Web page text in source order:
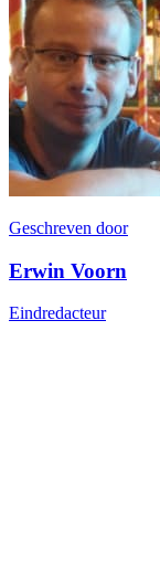
Geschreven door
Erwin Voorn
Eindredacteur